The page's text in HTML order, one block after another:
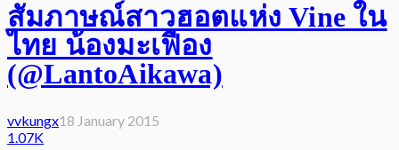
สัมภาษณ์สาวฮอตแห่ง Vine ใน
ไทย น้องมะเฟือง
(@LantoAikawa)
vvkungx18 January 2015
1.07K